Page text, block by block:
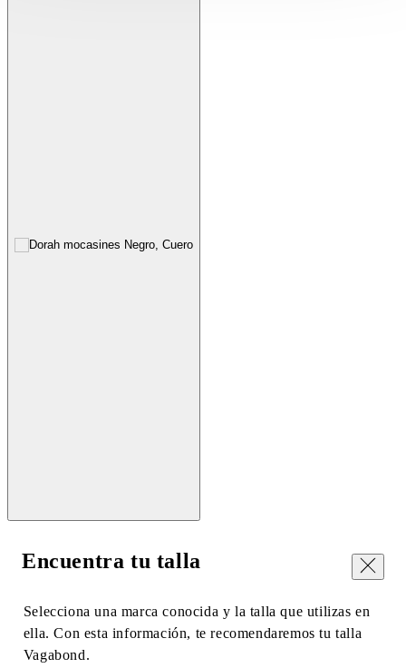
Cerrar
Encuentra tu talla
Selecciona una marca conocida y la talla que utilizas en
ella. Con esta información, te recomendaremos tu talla
Vagabond.